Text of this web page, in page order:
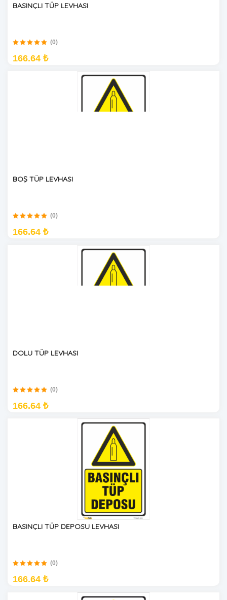
BASINÇLI TÜP LEVHASI
(0)
166.64 ₺
BOŞ TÜP LEVHASI
(0)
166.64 ₺
DOLU TÜP LEVHASI
(0)
166.64 ₺
BASINÇLI TÜP DEPOSU LEVHASI
(0)
166.64 ₺